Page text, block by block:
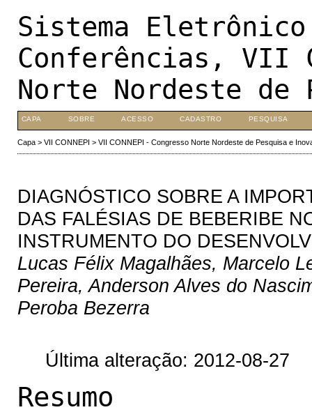
Sistema
Conferências, VII
Norte Nordeste de
CAPA SOBRE ACESSO CADASTRO PESQUISA
Capa> VII CONNEPI > VII CONNEPI - Congresso Norte Nordeste de Pesquisa e
DIAGNÓSTICO SOBRE A
DAS FALÉSIAS DE BEBERIBE
INSTRUMENTO DO
Lucas Félix Magalhães, Marcelo
Pereira, Anderson Alves do
Peroba Bezerra
Última alteração: 2012-08-27
Resumo